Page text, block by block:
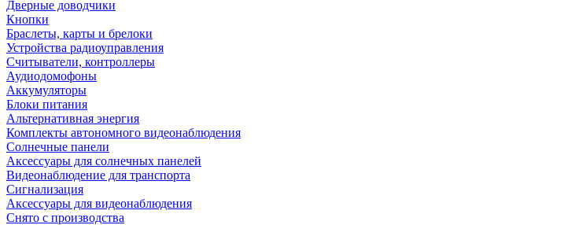
Дверные доводчики
Кнопки
Браслеты, карты и брелоки
Устройства радиоуправления
Считыватели, контроллеры
Аудиодомофоны
Аккумуляторы
Блоки питания
Альтернативная энергия
Комплекты автономного видеонаблюдения
Солнечные панели
Аксессуары для солнечных панелей
Видеонаблюдение для транспорта
Сигнализация
Аксессуары для видеонаблюдения
Снято с производства